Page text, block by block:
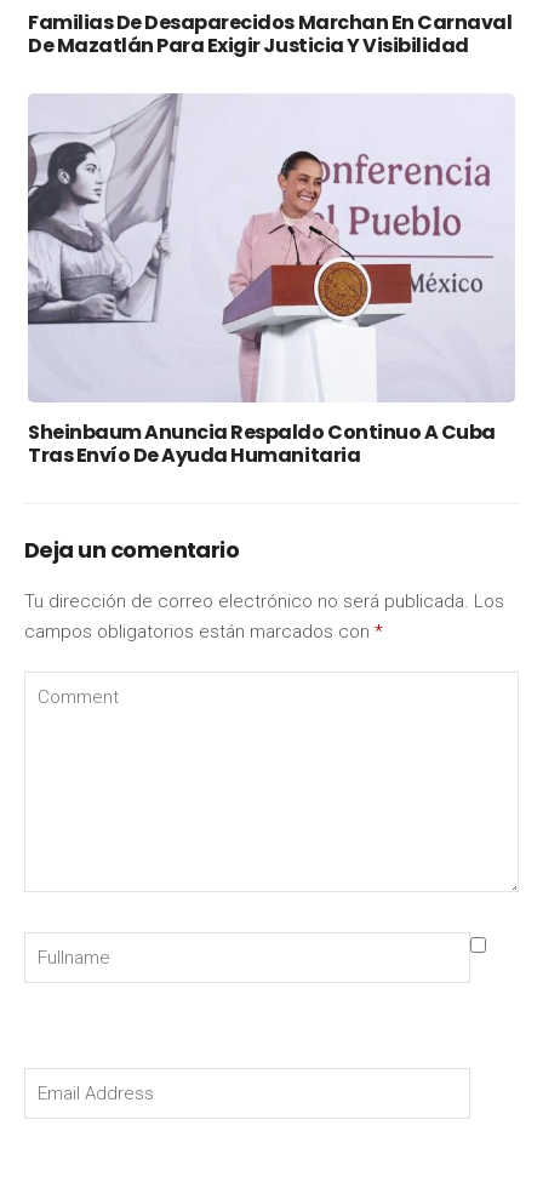
Familias De Desaparecidos Marchan En Carnaval
De Mazatlán Para Exigir Justicia Y Visibilidad
Sheinbaum Anuncia Respaldo Continuo A Cuba
Tras Envío De Ayuda Humanitaria
Deja un comentario
Tu dirección de correo electrónico no será publicada. Los
campos obligatorios están marcados con *